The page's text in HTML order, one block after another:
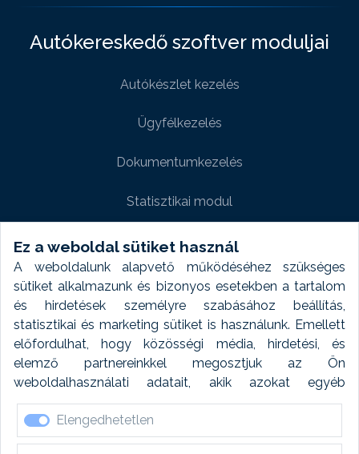
Ez a weboldal sütiket használ
A weboldalunk alapvető működéséhez szükséges
sütiket alkalmazunk és bizonyos esetekben a tartalom
és hirdetések személyre szabásához beállítás,
statisztikai és marketing sütiket is használunk. Emellett
előfordulhat, hogy közösségi média, hirdetési, és
elemző partnereinkkel megosztjuk az Ön
weboldalhasználati adatait, akik azokat egyéb
forrásokból gyűjtött adatokkal kombinálhatják. A sütik
elfogadásával kapcsolatosan naplózást végzünk és
ezen adatokat 6 hónap után automatikusan töröljük. A
Elengedhetetlen
Autókereskedő szoftver moduljai
Autókészlet kezelés
Ügyfélkezelés
Dokumentumkezelés
Statisztikai modul
Weboldal modul
Fényképtár extra modul
Autómosó modul
Feladatütemezés